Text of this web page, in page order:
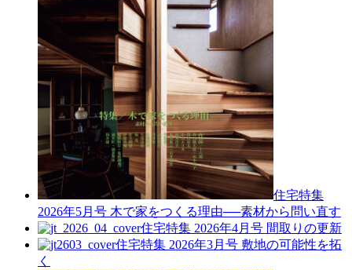
住宅特集
2026年5月号 木で家をつくる理由──素材から問い直す
住宅特集 2026年4月号 間取りの更新
住宅特集 2026年3月号 敷地の可能性を拓
く